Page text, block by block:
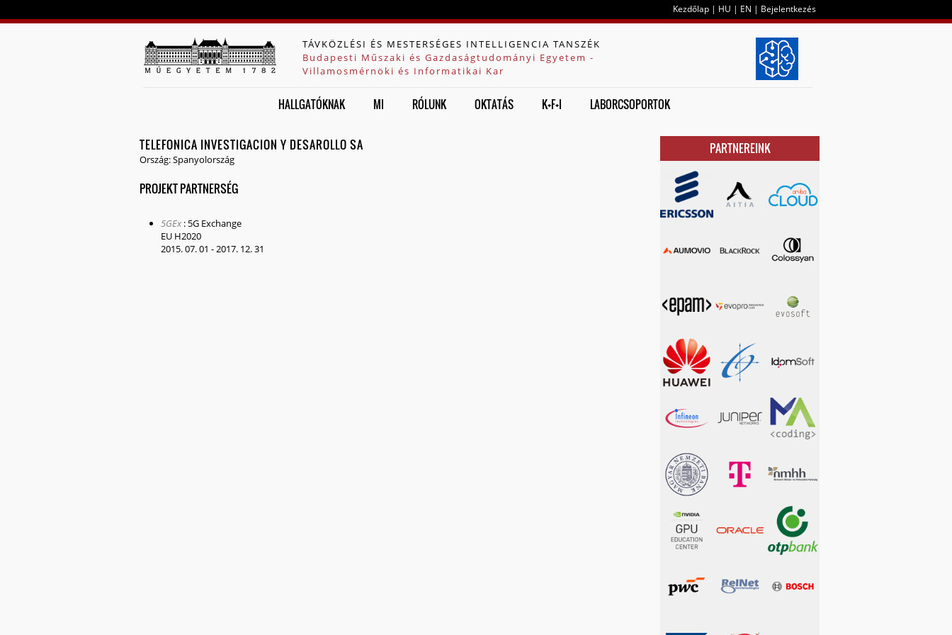
Kezdőlap | HU | EN | Bejelentkezés
TÁVKÖZLÉSI ÉS MESTERSÉGES INTELLIGENCIA TANSZÉK
Budapesti Műszaki és Gazdaságtudományi Egyetem -
Villamosmérnöki és Informatikai Kar
HALLGATÓKNAK MI RÓLUNK OKTATÁS K+F+I LABORCSOPORTOK
TELEFONICA INVESTIGACION Y DESAROLLO SA
Ország:Spanyolország
PROJEKT PARTNERSÉG
5GEx : 5G Exchange
EU H2020
2015. 07. 01 - 2017. 12. 31
PARTNEREINK